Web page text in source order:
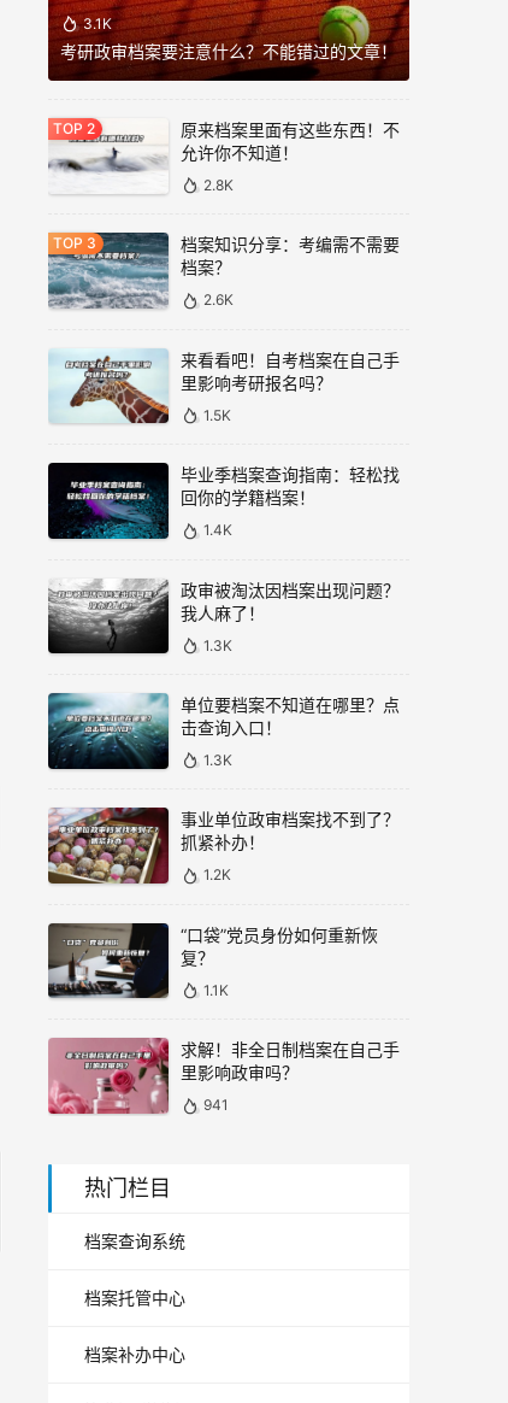
3.1K
考研政审档案要注意什么？不能错过的文章！
原来档案里面有这些东西！不
允许你不知道！
2.8K
档案知识分享：考编需不需要
档案？
2.6K
来看看吧！自考档案在自己手
里影响考研报名吗？
1.5K
毕业季档案查询指南：轻松找
回你的学籍档案！
1.4K
政审被淘汰因档案出现问题？
我人麻了！
1.3K
单位要档案不知道在哪里？点
击查询入口！
1.3K
事业单位政审档案找不到了？
抓紧补办！
1.2K
“口袋”党员身份如何重新恢
复？
1.1K
求解！非全日制档案在自己手
里影响政审吗？
941
热门栏目
档案查询系统
档案托管中心
档案补办中心